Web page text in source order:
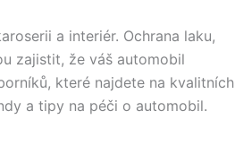
a interiér. Ochrana laku,
zajistit, že váš automobil
které najdete na kvalitních
a tipy na péči o automobil.